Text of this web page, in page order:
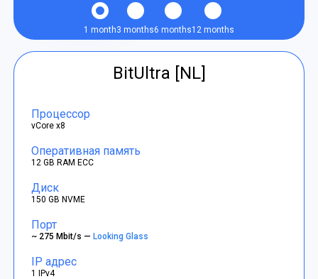
1 month3 months6 months12 months
BitUltra [NL]
Процессор
vCore x8
Оперативная память
12 GB RAM ECC
Диск
150 GB NVME
Порт
~ 275 Mbit/s —Looking Glass
IP адрес
1 IPv4